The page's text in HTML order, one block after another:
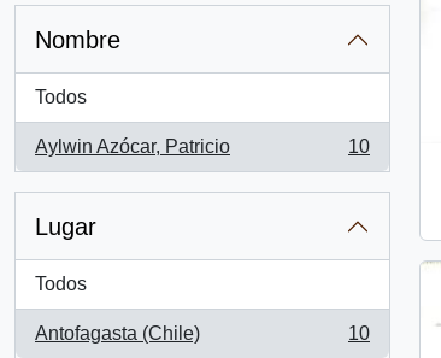
Nombre
Todos
Aylwin Azócar, Patricio
, 10 resultados
10
Lugar
Todos
Antofagasta (Chile)
, 10 resultados
10